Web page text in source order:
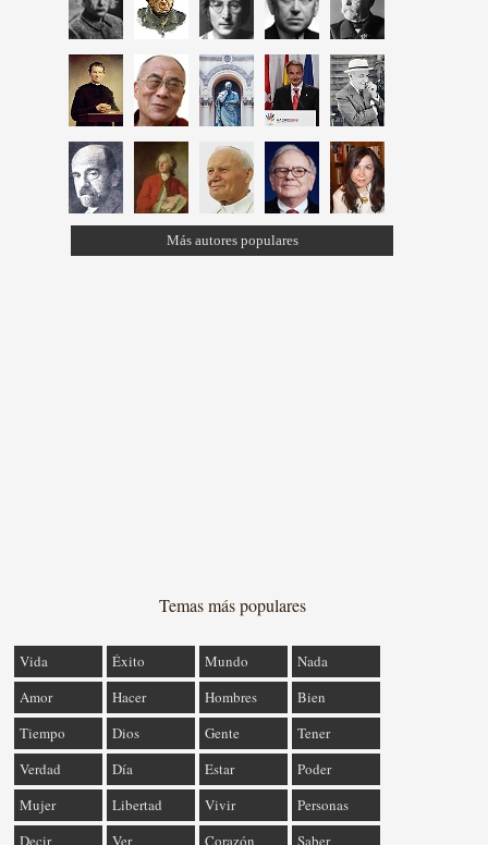
Más autores populares
Temas más populares
Vida Éxito Mundo
Nada
Amor
Hacer Hombres
Bien
Tiempo
Dios Gente
Tener
Verdad
Día Estar
Poder
Mujer
Libertad Vivir
Personas
Decir
Ver Corazón Saber